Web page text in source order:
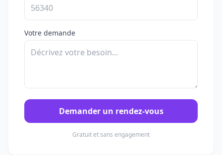
Votre demande
Demander un rendez-vous
Gratuit et sans engagement